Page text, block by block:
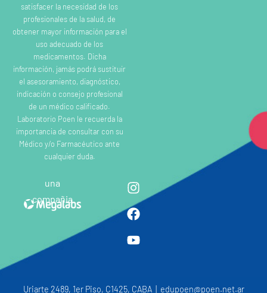
satisfacer la necesidad de los
profesionales de la salud, de
obtener mayor información para el
uso adecuado de los
medicamentos. Dicha
información, jamás podrá sustituir
el asesoramiento, diagnóstico,
indicación o consejo profesional
de un médico calificado.
Laboratorio Poen le recuerda la
importancia de consultar con su
Médico y/o Farmacéutico ante
cualquier duda.
una
compañia
Uriarte 2489, 1er Piso, C1425, CABA | edupoen@poen.net.ar